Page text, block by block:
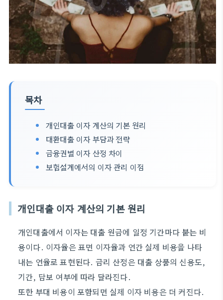
목차
개인대출 이자 계산의 기본 원리
대환대출 이자 부담과 전략
금융권별 이자 산정 차이
보험설계에서의 이자 관리 이점
개인대출 이자 계산의 기본 원리
개인대출에서 이자는 대출 원금에 일정 기간마다 붙는 비
용이다. 이자율은 표면 이자율과 연간 실제 비용을 나타
내는 연율로 표현된다. 금리 산정은 대출 상품의 신용도,
기간, 담보 여부에 따라 달라진다.
또한 부대 비용이 포함되면 실제 이자 비용은 더 커진다.